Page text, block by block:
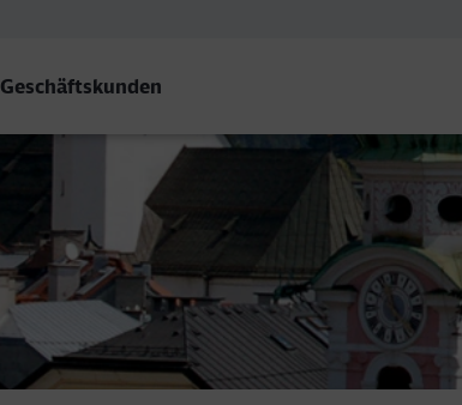
Geschäftskunden